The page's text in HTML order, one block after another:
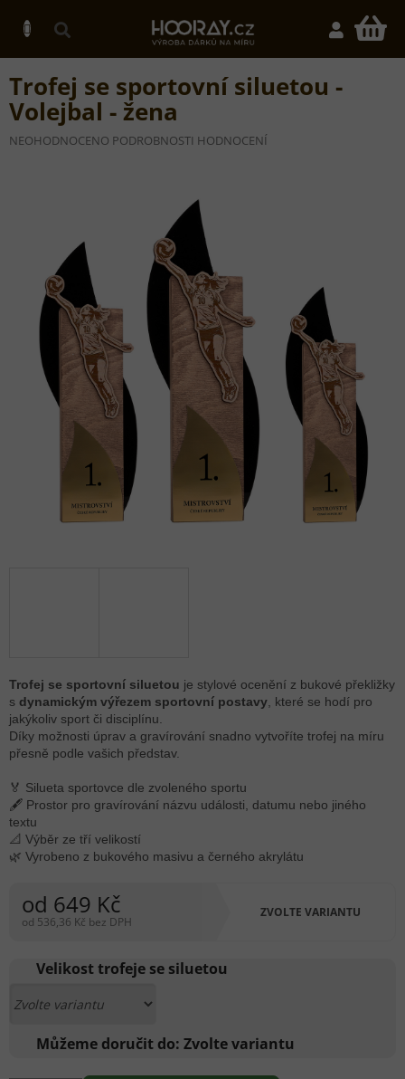
obsah
Trofej se sportovní siluetou -
Volejbal - žena
PRŮMĚRNÉ
NEOHODNOCENO PODROBNOSTI HODNOCENÍ
od 649 Kč
od 536,36 Kč bez DPH
cena:
ZVOLTE VARIANTU
Velikost trofeje se siluetou
Můžeme doručit do: Zvolte variantu
Trofej se sportovní siluetou je stylové ocenění z bukové překližky
s dynamickým výřezem sportovní postavy, které se hodí pro
jakýkoliv sport či disciplínu.
Díky možnosti úprav a gravírování snadno vytvoříte trofej na míru
přesně podle vašich představ.
🏅 Silueta sportovce dle zvoleného sportu
🖋 Prostor pro gravírování názvu události, datumu nebo jiného
textu
📐 Výběr ze tří velikostí
🌿 Vyrobeno z bukového masivu a černého akrylátu